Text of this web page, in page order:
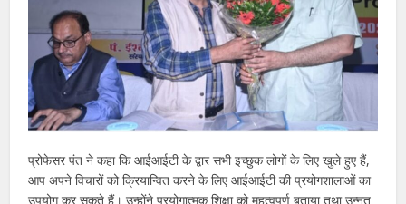
प्रोफेसर पंत ने कहा कि आईआईटी के द्वार सभी इच्छुक लोगों के लिए खुले हुए हैं,
आप अपने विचारों को क्रियान्वित करने के लिए आईआईटी की प्रयोगशालाओं का
उपयोग कर सकते हैं। उन्होंने प्रयोगात्मक शिक्षा को महत्वपूर्ण बताया तथा उन्नत